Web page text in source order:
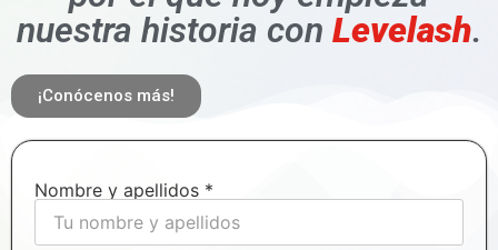
nuestra historia con Levelash.
¡Conócenos más!
Nombre y apellidos *